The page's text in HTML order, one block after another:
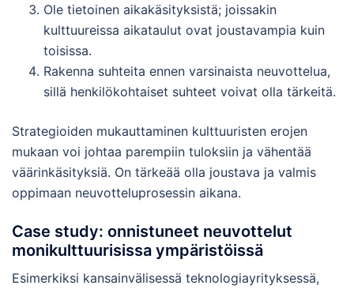
Ole tietoinen aikakäsityksistä; joissakin
kulttuureissa aikataulut ovat joustavampia kuin
toisissa.
Rakenna suhteita ennen varsinaista neuvottelua,
sillä henkilökohtaiset suhteet voivat olla tärkeitä.
Strategioiden mukauttaminen kulttuuristen erojen
mukaan voi johtaa parempiin tuloksiin ja vähentää
väärinkäsityksiä. On tärkeää olla joustava ja valmis
oppimaan neuvotteluprosessin aikana.
Case study: onnistuneet neuvottelut
monikulttuurisissa ympäristöissä
Esimerkiksi kansainvälisessä teknologiayrityksessä,